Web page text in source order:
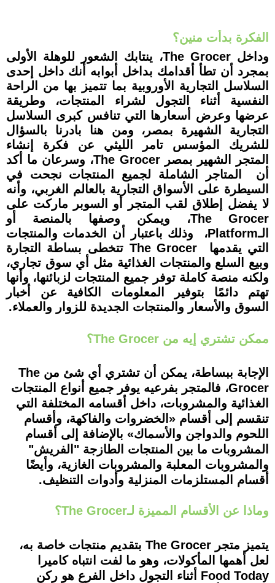
الفكرة بدأت منين؟
وداخل The Grocer، ينتابك الشعور للوهلة الأولى
بمجرد أن تطأ أقدامك بداخل أبوابه أنك داخل إحدى
السلاسل التجارية الأوروبية بما تتميز بها من الراحة
النفسية أثناء التجول لشراء المنتجات، وطريقة
عرضها وعرض أسعارها التي تنافس كبرى السلاسل
التجارية الشهيرة بمصر، ومن هنا بادرنا بالسؤال
للشريك المؤسس تامر الليثي عن فكرة إنشاء
المتجر الشهير بمصر The Grocer، وسرعان ما أكد
أن المتاجر الشاملة لجميع المنتجات نجحت في
السيطرة على الأسواق التجارية بالعالم الغربي، وأنه
لا يفضل إطلاق لقب المتجر أو السوبر ماركت على
The Grocer، ويمكن وصفها بالمنصة أو
الـPlatform، وذلك باعتبار أن الخدمات والمنتجات
التي يقدمها The Grocer تتخطى بساطة التجارة
وبيع السلع والمنتجات الغذائية مثل أي سوق تجاري،
ولكنه منصة كاملة توفر جميع المنتجات لزبائنها، وأنها
تهتم دائمًا بتوفير المعلومات الكافية عن أخبار
السوق والأسعار والمنتجات الجديدة للزوار والعملاء.
ممكن تشتري إيه من The Grocer؟
الإجابة ببساطة، يمكن أن تشتري أي شئ من The
Grocer، فالمتجر بفرعيه يوفر جميع أنواع المنتجات
الغذائية والمشروبات، داخل أقسامه المختلفة التي
تنقسم إلى أقسام «الخضروات والفاكهة، وأقسام
اللحوم والدواجن والأسماك» بالإضافة إلى أقسام
المشروبات ما بين المنتجات الطازجة "الفريش"
والمشروبات المعلبة والمشروبات الغازية، وأيضًا
أقسام المستلزمات المنزلية وأدوات التنظيف.
وماذا عن الأقسام المميزة لـThe Grocer؟
يتميز متجر The Grocer بتقديم منتجات خاصة به،
لعل أهمها المأكولات، وهو ما لفت انتباه كاميرا
Food Today أثناء التجول داخل الفرع هو ركن